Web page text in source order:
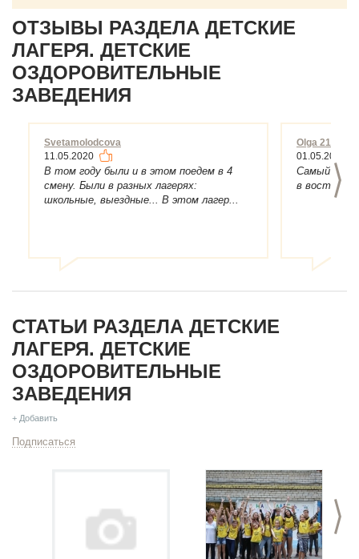
ОТЗЫВЫ РАЗДЕЛА ДЕТСКИЕ
ЛАГЕРЯ. ДЕТСКИЕ
ОЗДОРОВИТЕЛЬНЫЕ
ЗАВЕДЕНИЯ
>
Svetamolodcova
11.05.2020
В том году были и в этом поедем в 4
смену. Были в разных лагерях:
школьные, выездные... В этом лагер...
Olga 2105
01.05.2020
Самый
в восторге!
СТАТЬИ РАЗДЕЛА ДЕТСКИЕ
ЛАГЕРЯ. ДЕТСКИЕ
ОЗДОРОВИТЕЛЬНЫЕ
ЗАВЕДЕНИЯ
+ Добавить
Подписаться
>